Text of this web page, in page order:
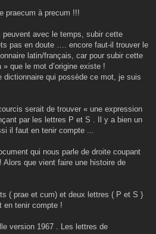
praecum à precum !!!
peuvent avec le temps, subir cette
pas en doute …. encore faut-il trouver le
latin/français, car pour subir cette
que le mot d’origine existe !
dictionnaire qui possède ce mot, je suis
serait de trouver « une expression
par les lettres P et S . Il y a bien un
il faut en tenir compte ...
qui nous parle de droite coupant
Alors que vient faire une histoire de
( prae et cum) et deux lettres ( P et S )
en tenir compte !
version 1967 . Les lettres de